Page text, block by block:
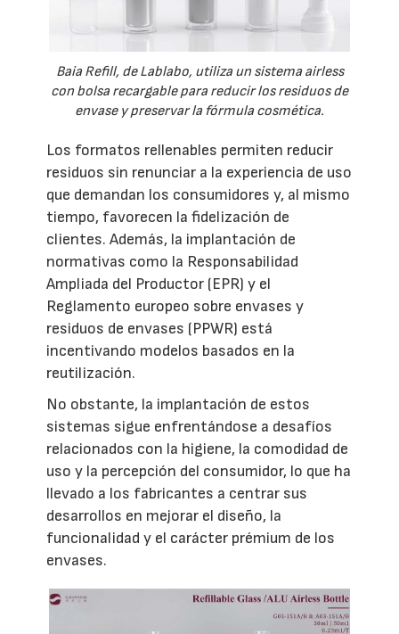
Baia Refill, de Lablabo, utiliza un sistema airless
con bolsa recargable para reducir los residuos de
envase y preservar la fórmula cosmética.
Los formatos rellenables permiten reducir
residuos sin renunciar a la experiencia de uso
que demandan los consumidores y, al mismo
tiempo, favorecen la fidelización de
clientes. Además, la implantación de
normativas como la Responsabilidad
Ampliada del Productor (EPR) y el
Reglamento europeo sobre envases y
residuos de envases (PPWR) está
incentivando modelos basados en la
reutilización.
No obstante, la implantación de estos
sistemas sigue enfrentándose a desafíos
relacionados con la higiene, la comodidad de
uso y la percepción del consumidor, lo que ha
llevado a los fabricantes a centrar sus
desarrollos en mejorar el diseño, la
funcionalidad y el carácter prémium de los
envases.